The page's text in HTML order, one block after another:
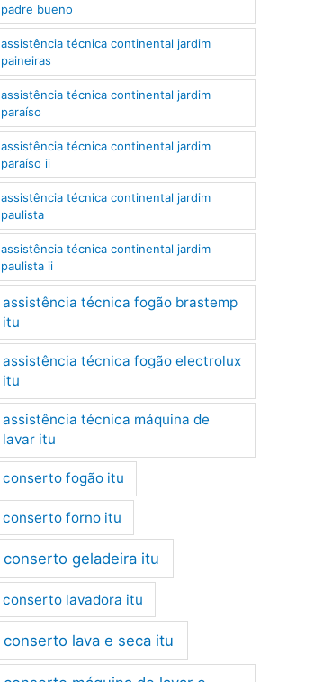
padre bueno
assistência técnica continental jardim
paineiras
assistência técnica continental jardim
paraíso
assistência técnica continental jardim
paraíso ii
assistência técnica continental jardim
paulista
assistência técnica continental jardim
paulista ii
assistência técnica fogão brastemp
itu
assistência técnica fogão electrolux
itu
assistência técnica máquina de
lavar itu
conserto fogão itu
conserto forno itu
conserto geladeira itu
conserto lavadora itu
conserto lava e seca itu